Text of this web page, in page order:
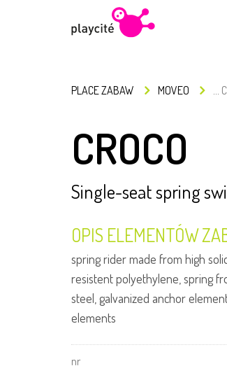
PLACE ZABAW MOVEO ...
CROCO
Single-seat spring
OPIS ELEMENTÓW
spring rider made from high
resistent polyethylene, spring
steel, galvanized anchor
elements
nr